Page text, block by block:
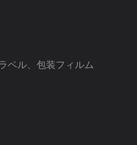
ベル、包装フィルム